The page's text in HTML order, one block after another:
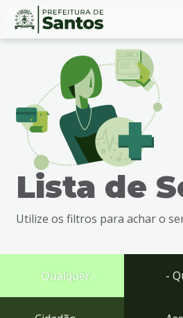
Ir
busca
Ir
rodapé
Conteúdo
Lista de
Utilize os filtros para achar o
- Qualquer - -